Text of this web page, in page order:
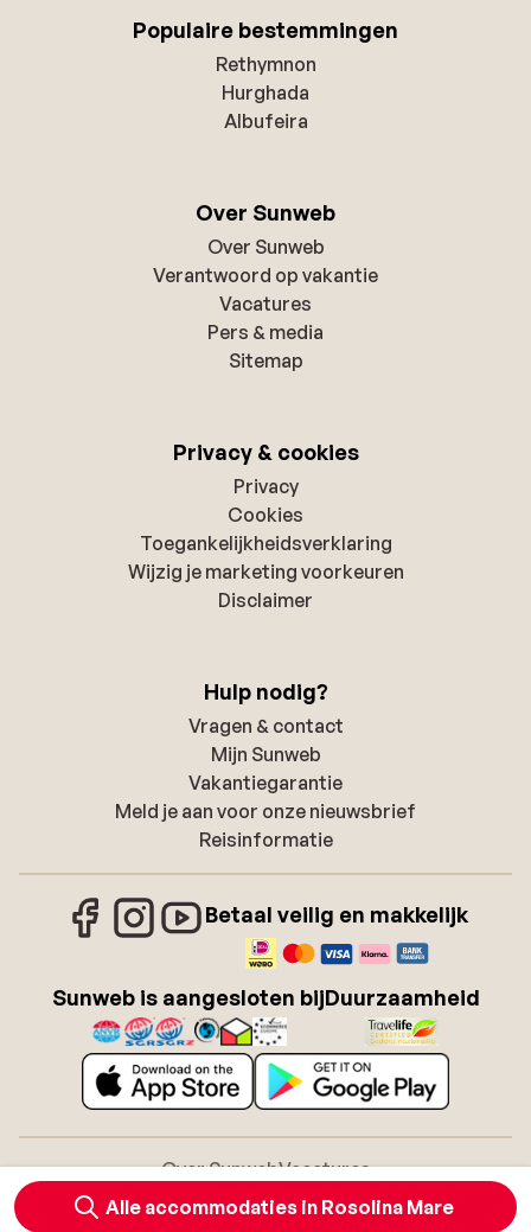
Alle accommodaties in Rosolina Mare
Populaire bestemmingen
Rethymnon
Hurghada
Albufeira
Over Sunweb
Over Sunweb
Verantwoord op vakantie
Vacatures
Pers & media
Sitemap
Privacy & cookies
Privacy
Cookies
Toegankelijkheidsverklaring
Wijzig je marketing voorkeuren
Disclaimer
Hulp nodig?
Vragen & contact
Mijn Sunweb
Vakantiegarantie
Meld je aan voor onze nieuwsbrief
Reisinformatie
Betaal veilig en makkelijk
Sunweb is aangesloten bijDuurzaamheid
Over SunwebVacatures
Algemene voorwaarden zonvakanties
ToegankelijkheidsverklaringDisclaimerSitemap